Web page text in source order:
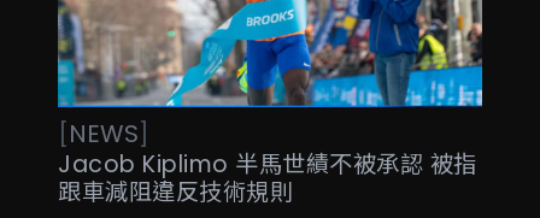
[NEWS]
Jacob Kiplimo 半馬世績不被承認 被指
跟車減阻違反技術規則